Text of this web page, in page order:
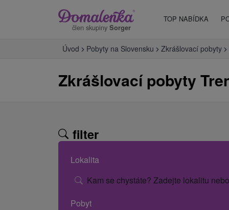
člen skupiny Sorger
TOP NABÍDKA
Úvod Pobyty na Slovensku Zkrášlovací pobyty
Zkrášlovací pobyty
filter
Lokalita
Kam se chystáte? Zadejte lokalitu nebo
Pobyt